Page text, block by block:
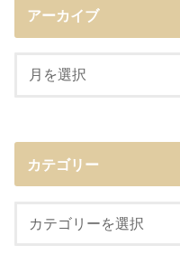
アーカイブ
カテゴリー